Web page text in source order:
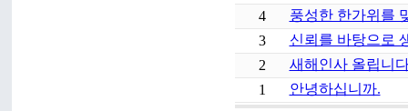
4
풍성한 한가위를
3
신뢰를 바탕으로
2
새해인사 올립니
1
안녕하십니까.